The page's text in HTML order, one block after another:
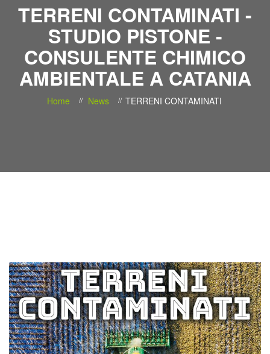
TERRENI CONTAMINATI -
STUDIO PISTONE -
CONSULENTE CHIMICO
AMBIENTALE A CATANIA
Home News TERRENI CONTAMINATI